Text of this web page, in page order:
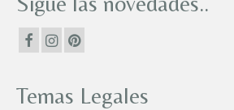
Temas Legales